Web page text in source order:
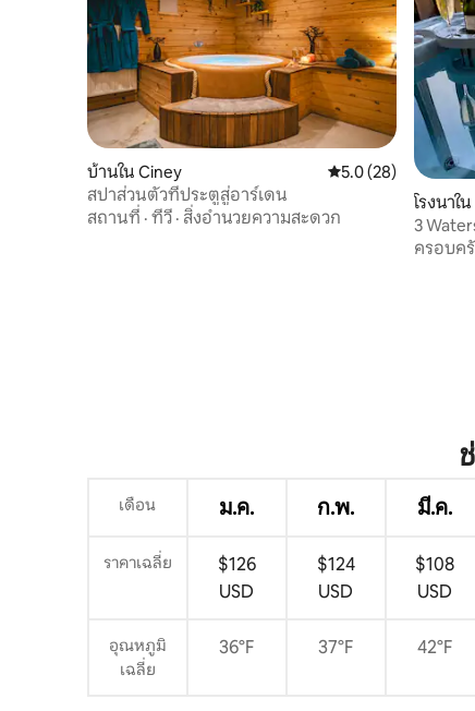
บ้านใน Ciney คะแนนเฉลี่ย 5.0 จาก
5.0 (28)
สปาส่วนตัวที่ประตูสู่อาร์เดน
สถานที่ · ทีวี · สิ่งอำนวยความสะดวก
โรงนาใ
3
น่า
ครอบค
เดือน ม.ค. ก.พ. มี.ค.
ราคาเฉลี่ย
$126
USD
$124
USD
$108
USD
อุณหภูมิ
เฉลี่ย
36°F 37°F 42°F